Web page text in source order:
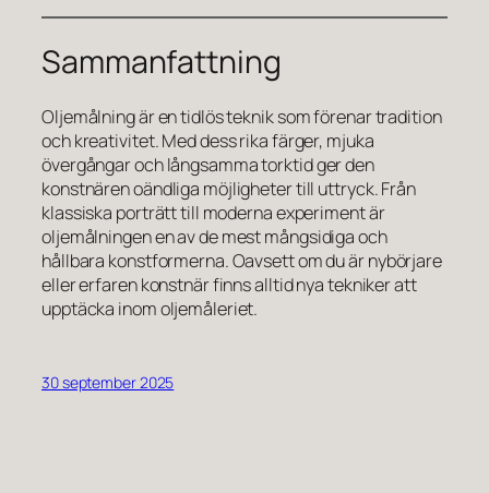
Sammanfattning
Oljemålning är en tidlös teknik som förenar tradition
och kreativitet. Med dess rika färger, mjuka
övergångar och långsamma torktid ger den
konstnären oändliga möjligheter till uttryck. Från
klassiska porträtt till moderna experiment är
oljemålningen en av de mest mångsidiga och
hållbara konstformerna. Oavsett om du är nybörjare
eller erfaren konstnär finns alltid nya tekniker att
upptäcka inom oljemåleriet.
30 september 2025